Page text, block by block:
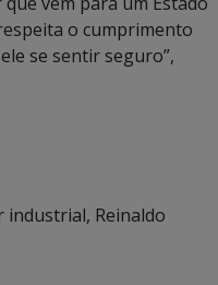
o cumprimento
se sentir seguro”,
Reinaldo